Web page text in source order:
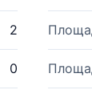
2
0